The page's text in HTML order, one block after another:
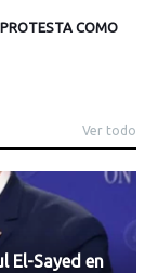
COMO
Ver todo
El-Sayed en